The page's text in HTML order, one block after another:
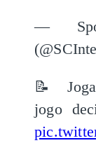
—
📝
jogo